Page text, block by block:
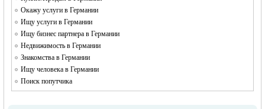
Окажу услуги в Германии
Ищу услуги в Германии
Ищу бизнес партнера в Германии
Недвижимость в Германии
Знакомства в Германии
Ищу человека в Германии
Поиск попутчика